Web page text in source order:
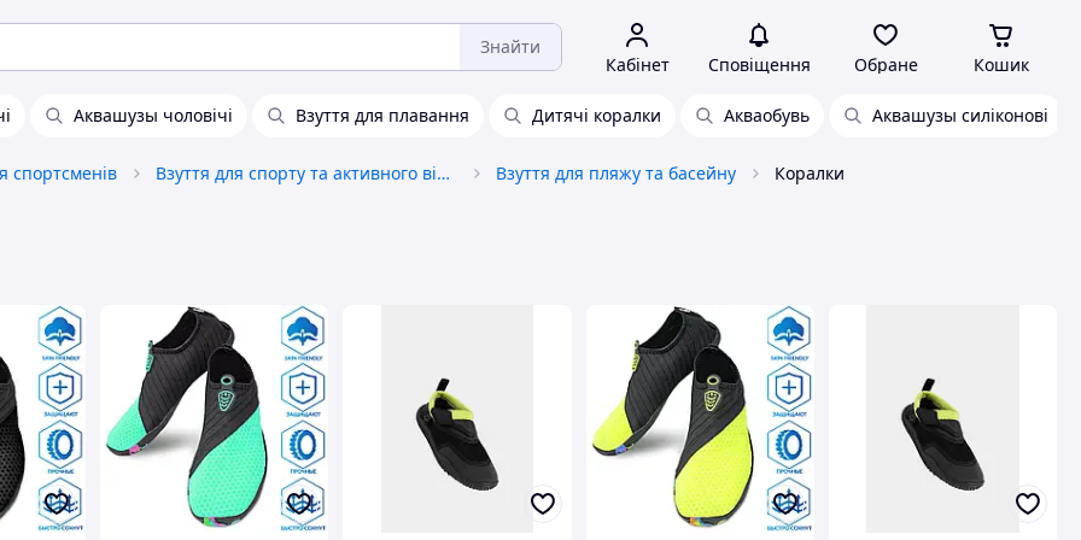
Знайти
Кабінет Сповіщення Обране Кошик
Аквашузы чоловічі Взуття для плавання Дитячі коралки Акваобувь Аквашузы силіконові
спортсменів Взуття для спорту та активного відпочинку Взуття для пляжу та басейну Коралки